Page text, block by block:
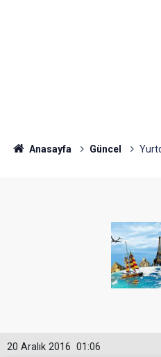
Anasayfa Güncel
01:06
20 Aralık 2016